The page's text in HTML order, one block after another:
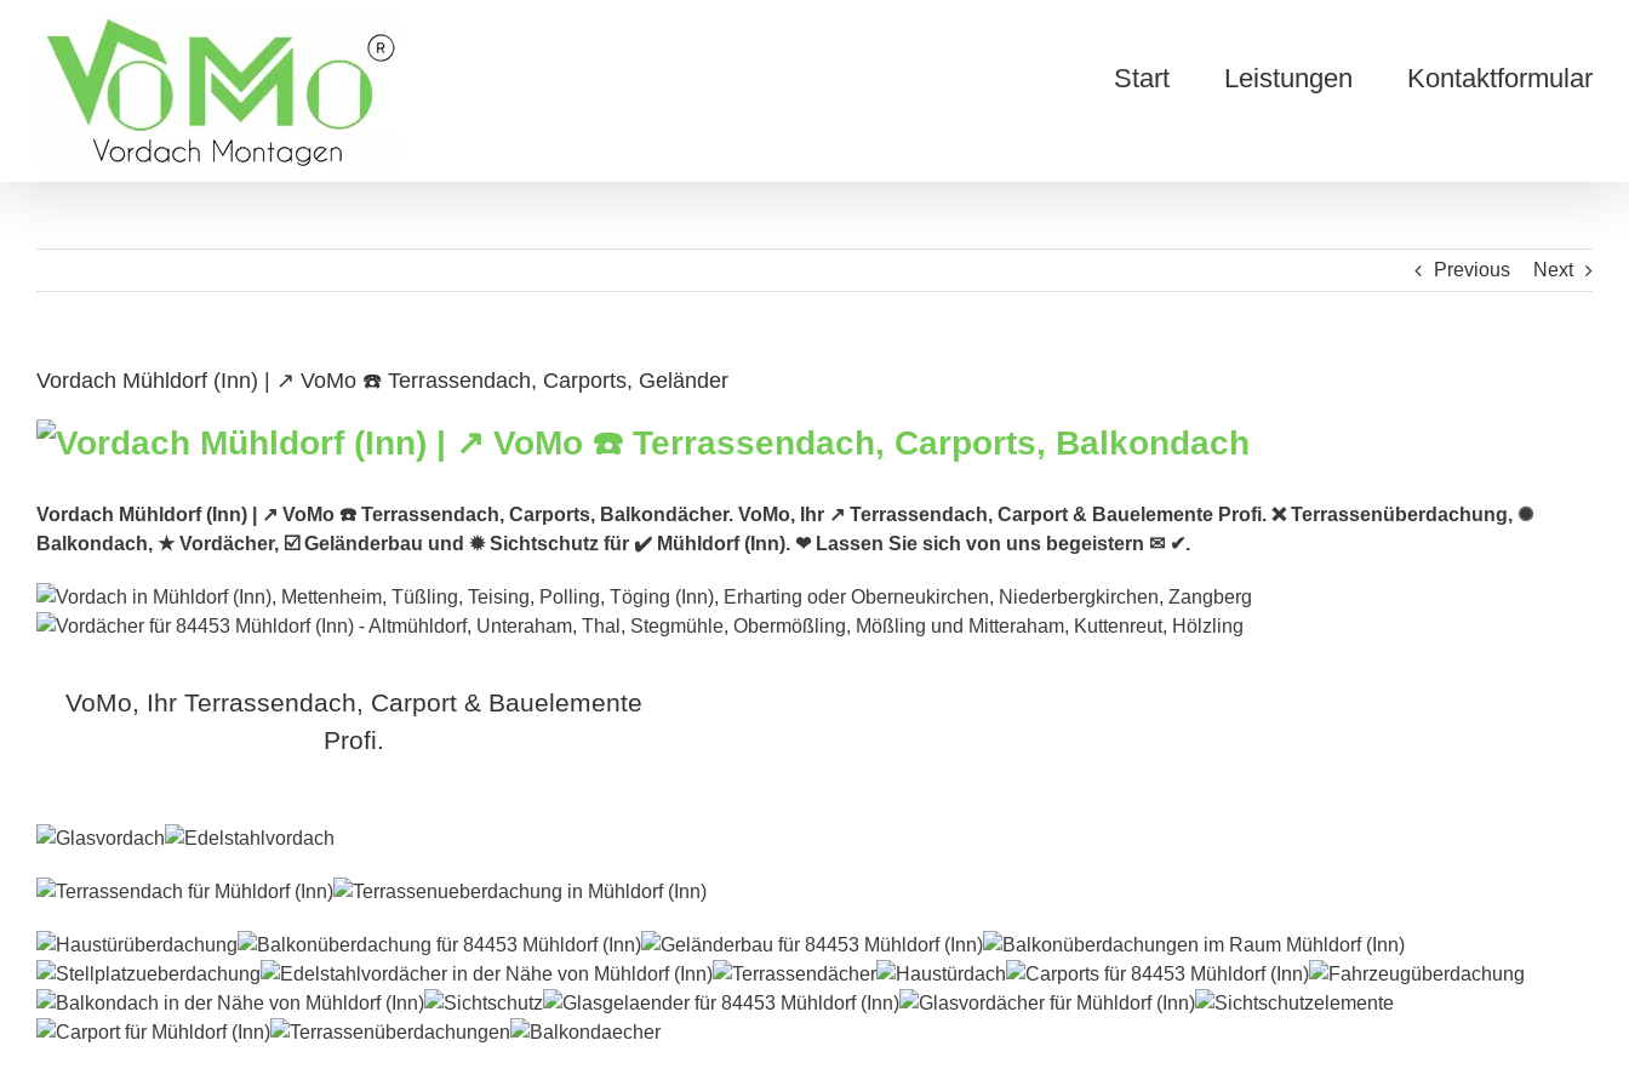
content
Start Leistungen Kontaktformular
Previous Next
Vordach Mühldorf (Inn) | ↗️ VoMo ☎️ Terrassendach, Carports, Geländer
Vordach Mühldorf (Inn) | ↗️ VoMo ☎️ Terrassendach, Carports, Balkondächer. VoMo, Ihr ↗️ Terrassendach, Carport & Bauelemente Profi. ❌ Terrassenüberdachung, ✺
Balkondach, ★ Vordächer, ☑️ Geländerbau und ✹ Sichtschutz für ✔️ Mühldorf (Inn). ❤ Lassen Sie sich von uns begeistern ✉ ✔.
VoMo, Ihr Terrassendach, Carport & Bauelemente
Profi.